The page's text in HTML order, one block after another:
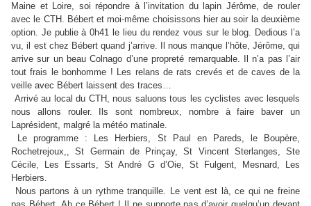
Maine et Loire, soi répondre à l’invitation du lapin Jérôme, de rouler
avec le CTH. Bébert et moi-même choisissons hier au soir la deuxième
option. Je publie à 0h41 le lieu du rendez vous sur le blog. Dedious l’a
vu, il est chez Bébert quand j’arrive. Il nous manque l’hôte, Jérôme, qui
arrive sur un beau Colnago d’une propreté remarquable. Il n’a pas l’air
tout frais le bonhomme ! Les relans de rats crevés et de caves de la
veille avec Bébert laissent des traces…
Arrivé au local du CTH, nous saluons tous les cyclistes avec lesquels
nous allons rouler. Ils sont nombreux, nombre à faire baver un
Laprésident, malgré la météo matinale.
Le programme : Les Herbiers, St Paul en Pareds, le Boupère,
Rochetrejoux,, St Germain de Prinçay, St Vincent Sterlanges, Ste
Cécile, Les Essarts, St André G d’Oie, St Fulgent, Mesnard, Les
Herbiers.
Nous partons à un rythme tranquille. Le vent est là, ce qui ne freine